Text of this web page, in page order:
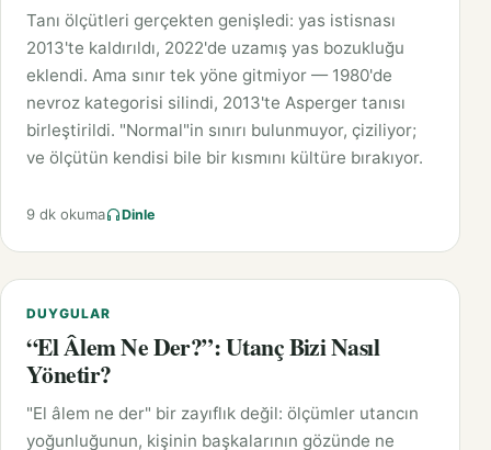
Tanı ölçütleri gerçekten genişledi: yas istisnası
2013'te kaldırıldı, 2022'de uzamış yas bozukluğu
eklendi. Ama sınır tek yöne gitmiyor — 1980'de
nevroz kategorisi silindi, 2013'te Asperger tanısı
birleştirildi. "Normal"in sınırı bulunmuyor, çiziliyor;
ve ölçütün kendisi bile bir kısmını kültüre bırakıyor.
9 dk okuma Dinle
DUYGULAR
“El Âlem Ne Der?”: Utanç Bizi Nasıl
Yönetir?
"El âlem ne der" bir zayıflık değil: ölçümler utancın
yoğunluğunun, kişinin başkalarının gözünde ne